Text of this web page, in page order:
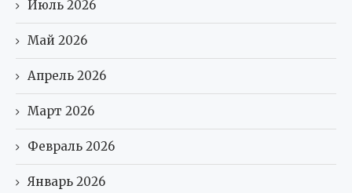
Июль 2026
Май 2026
Апрель 2026
Март 2026
Февраль 2026
Январь 2026